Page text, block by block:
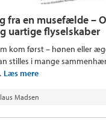
fra en musefælde –
uartige flyselskaber
kom først – hønen eller
stilles i mange
Læs mere
Madsen